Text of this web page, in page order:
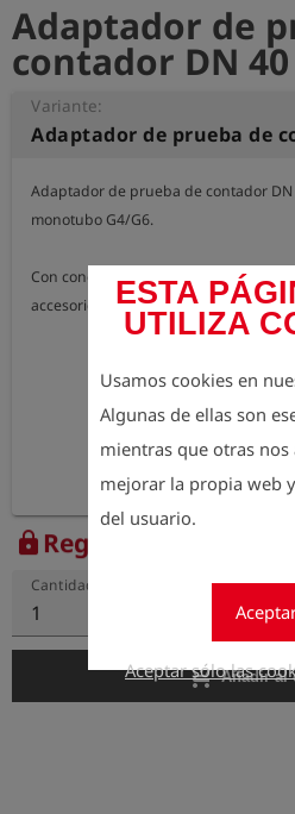
ESTA
UTILIZA
Usamos cookies en
Algunas de ellas son
mientras que otras nos
mejorar la propia web
del usuario.
Aceptar sólo las
Adaptador de
contador DN 40
Variante:
Adaptador de prueba de
Adaptador de prueba de contador
monotubo G4/G6.
Con conexiones y acoplamientos serie
accesorios.
lockRegístrese para ver
Cantidad
1
add_shopping_cart Añadir al